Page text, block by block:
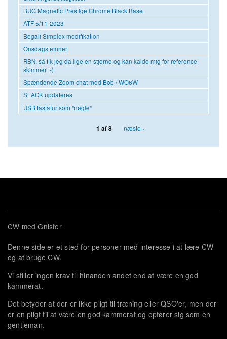
BUG Magnetic Prestige Chrome Black Base
ATF 5/11-2023
Begali Simplex modifikation
Onsdags emner
RBN, så fik jeg da lige en stjerne og kan kalde mig for reference
skimmer :-)
Spændende Zoom chat med Bob / WO6W
SLACK updateres
USB tastatur som "nøgle"
1 af 8 næste ›
CW med Gnister
Denne side er et sted for personer med interesse i at lære CW
og at bruge CW.
Vi stiller ingen krav til hinanden andet end at være en god
kammerat.
Det betyder at der er ikke pligt til træning eller QSO'er, men der
er en pligt til at være en god kammerat og opfører sig som en
gentleman.